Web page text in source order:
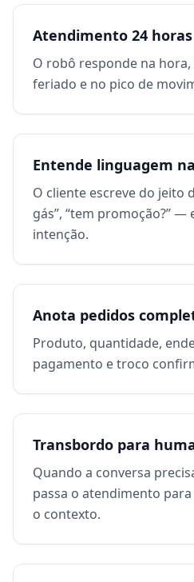
Atendimento 24 horas
O robô responde na
feriado e no pico de
Entende linguagem
O cliente escreve do jeito
gás”, “tem promoção?”
intenção.
Anota pedidos
Produto, quantidade,
pagamento e troco
Transbordo para
Quando a conversa
passa o atendimento
o contexto.